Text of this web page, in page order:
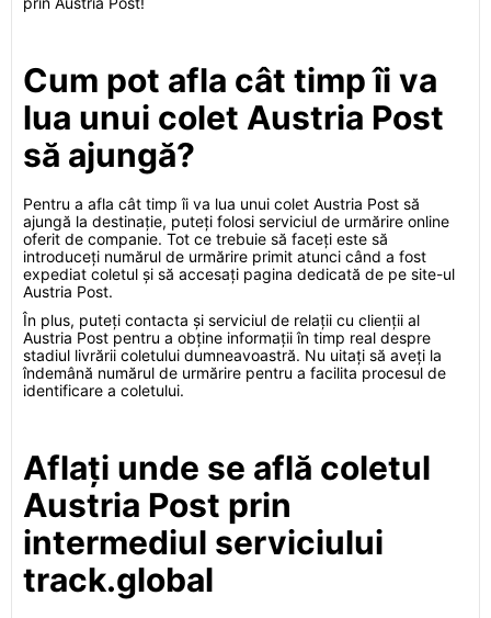
Cum pot afla cât timp îi va
lua unui colet Austria Post
să ajungă?
Pentru a afla cât timp îi va lua unui colet Austria Post să
ajungă la destinație, puteți folosi serviciul de urmărire online
oferit de companie. Tot ce trebuie să faceți este să
introduceți numărul de urmărire primit atunci când a fost
expediat coletul și să accesați pagina dedicată de pe site-ul
Austria Post.
În plus, puteți contacta și serviciul de relații cu clienții al
Austria Post pentru a obține informații în timp real despre
stadiul livrării coletului dumneavoastră. Nu uitați să aveți la
îndemână numărul de urmărire pentru a facilita procesul de
identificare a coletului.
Aflați unde se află coletul
Austria Post prin
intermediul serviciului
track.global